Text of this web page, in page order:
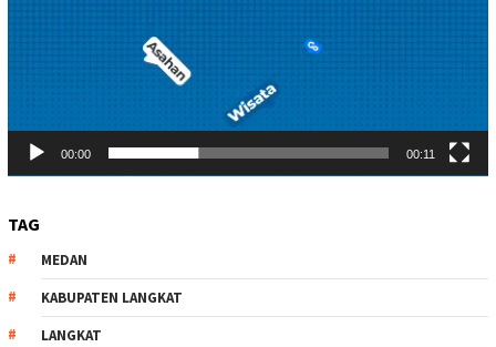
00:00 00:11
TAG
MEDAN
KABUPATEN LANGKAT
LANGKAT